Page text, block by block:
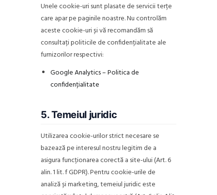
Unele cookie-uri sunt plasate de servicii terțe
care apar pe paginile noastre. Nu controlăm
aceste cookie-uri și vă recomandăm să
consultați politicile de confidențialitate ale
furnizorilor respectivi:
Google Analytics – Politica de
confidențialitate
5. Temeiul juridic
Utilizarea cookie-urilor strict necesare se
bazează pe interesul nostru legitim de a
asigura funcționarea corectă a site-ului (Art. 6
alin. 1 lit. f GDPR). Pentru cookie-urile de
analiză și marketing, temeiul juridic este